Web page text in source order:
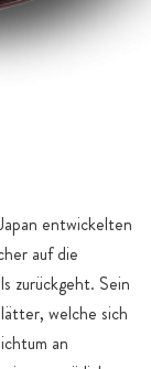
entwickelten
auf die
zurückgeht. Sein
welche sich
an